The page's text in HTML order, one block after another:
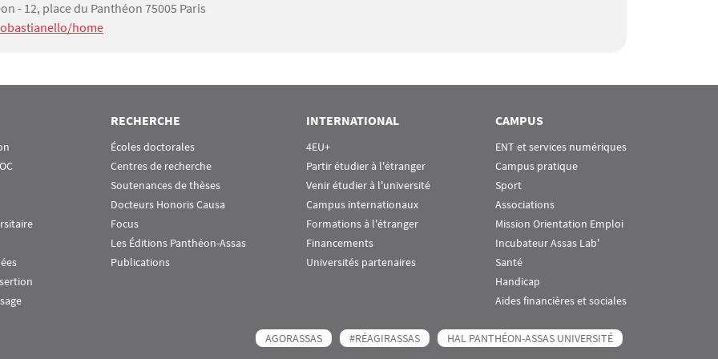
- 12, place du Panthéon 75005 Paris
home
RECHERCHE
Écoles doctorales
Centres de recherche
Soutenances de thèses
Docteurs Honoris Causa
Focus
Les Éditions Panthéon-Assas
Publications
INTERNATIONAL
4EU+
Partir étudier à l'étranger
Venir étudier à l'université
Campus internationaux
Formations à l'étranger
Financements
Universités partenaires
CAMPUS
ENT et services numériques
Campus pratique
Sport
Associations
Mission Orientation Emploi
Incubateur Assas Lab'
Santé
Handicap
Aides financières et sociales
AGORASSAS #RÉAGIRASSAS HAL PANTHÉON-ASSAS UNIVERSITÉ